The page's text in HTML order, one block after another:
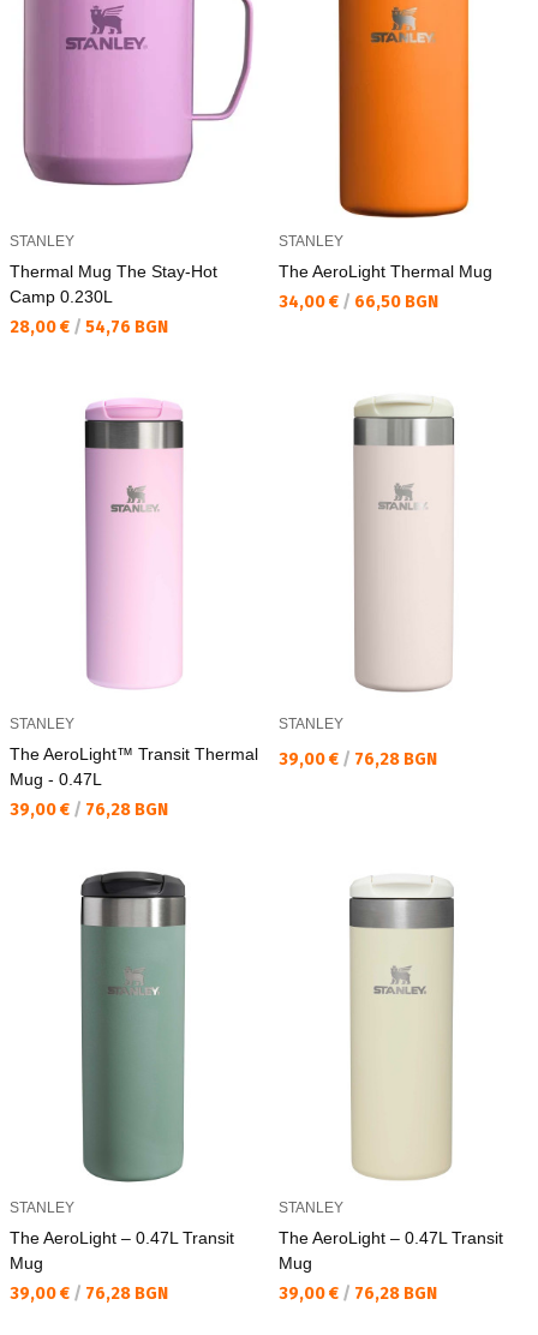
STANLEY
Thermal Mug The Stay-Hot
Camp 0.230L
Текуща цена:
28,00 € / 54,76 BGN
STANLEY
The AeroLight Thermal Mug
Текуща цена:
34,00 € / 66,50 BGN
STANLEY
The AeroLight™ Transit Thermal
Mug - 0.47L
Текуща цена:
39,00 € / 76,28 BGN
STANLEY
Текуща цена:
39,00 € / 76,28 BGN
STANLEY
The AeroLight – 0.47L Transit
Mug
Текуща цена:
39,00 € / 76,28 BGN
STANLEY
The AeroLight – 0.47L Transit
Mug
Текуща цена:
39,00 € / 76,28 BGN